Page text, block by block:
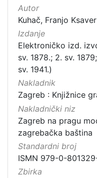
Autor
Kuhač, Franjo
Izdanje
Elektroničko izd.
sv. 1878.; 2. sv.
sv. 1941.)
Nakladnik
Zagreb : Knjižnice
Nakladnički niz
Zagreb na pragu
zagrebačka baština
Standardni broj
ISMN 979-0-
Zbirka